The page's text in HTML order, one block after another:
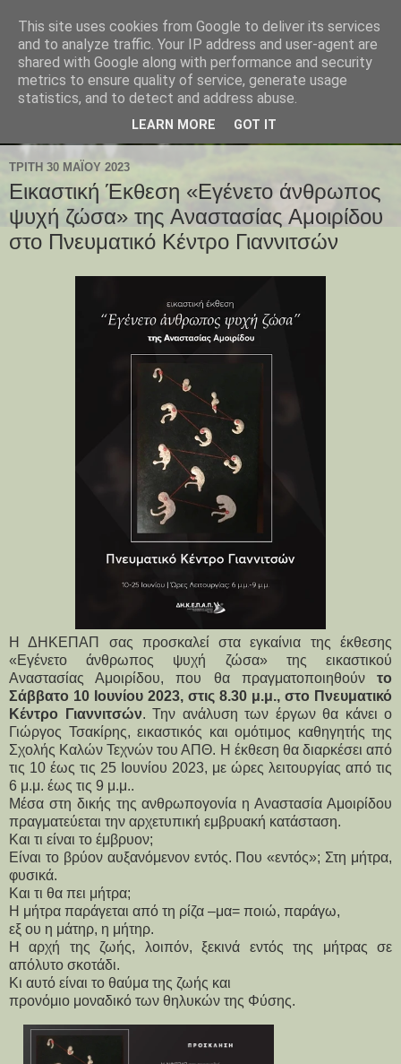
ΤΡΊΤΗ 30 ΜΑΪ́ΟΥ 2023
Εικαστική Έκθεση «Εγένετο άνθρωπος
ψυχή ζώσα» της Αναστασίας Αμοιρίδου
στο Πνευματικό Κέντρο Γιαννιτσών
Η ΔΗΚΕΠΑΠ σας προσκαλεί στα εγκαίνια της έκθεσης
«Εγένετο άνθρωπος ψυχή ζώσα» της εικαστικού
Αναστασίας Αμοιρίδου, που θα πραγματοποιηθούν το
Σάββατο 10 Ιουνίου 2023, στις 8.30 μ.μ., στο Πνευματικό
Κέντρο Γιαννιτσών. Την ανάλυση των έργων θα κάνει ο
Γιώργος Τσακίρης, εικαστικός και ομότιμος καθηγητής της
Σχολής Καλών Τεχνών του ΑΠΘ. Η έκθεση θα διαρκέσει από
τις 10 έως τις 25 Ιουνίου 2023, με ώρες λειτουργίας από τις
6 μ.μ. έως τις 9 μ.μ..
Μέσα στη δικής της ανθρωπογονία η Αναστασία Αμοιρίδου
πραγματεύεται την αρχετυπική εμβρυακή κατάσταση.
Και τι είναι το έμβρυον;
Είναι το βρύον αυξανόμενον εντός. Που «εντός»; Στη μήτρα,
φυσικά.
Και τι θα πει μήτρα;
Η μήτρα παράγεται από τη ρίζα –μα= ποιώ, παράγω,
εξ ου η μάτηρ, η μήτηρ.
Η αρχή της ζωής, λοιπόν, ξεκινά εντός της μήτρας σε
απόλυτο σκοτάδι.
Κι αυτό είναι το θαύμα της ζωής και
προνόμιο μοναδικό των θηλυκών της Φύσης.
This site uses cookies from Google to deliver its services
and to analyze traffic. Your IP address and user-agent are
shared with Google along with performance and security
metrics to ensure quality of service, generate usage
statistics, and to detect and address abuse.
LEARN MORE GOT IT